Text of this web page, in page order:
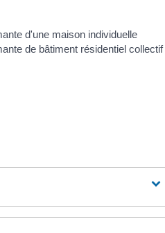
d'une maison individuelle
de bâtiment résidentiel collectif